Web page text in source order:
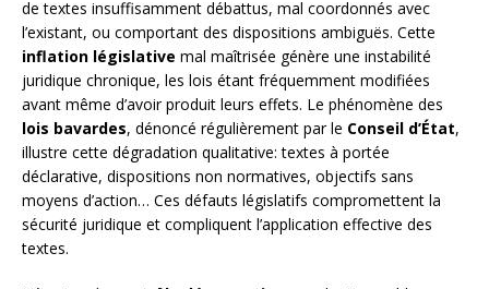
de textes insuffisamment débattus, mal coordonnés avec
l’existant, ou comportant des dispositions ambiguës. Cette
inflation législative mal maîtrisée génère une instabilité
juridique chronique, les lois étant fréquemment modifiées
avant même d’avoir produit leurs effets. Le phénomène des
lois bavardes, dénoncé régulièrement par le Conseil d’État,
illustre cette dégradation qualitative: textes à portée
déclarative, dispositions non normatives, objectifs sans
moyens d’action… Ces défauts législatifs compromettent la
sécurité juridique et compliquent l’application effective des
textes.